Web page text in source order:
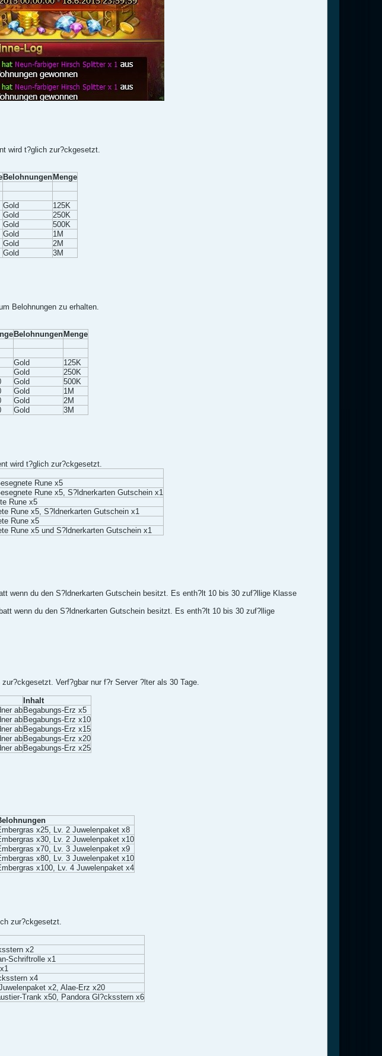
wird t?glich zur?ckgesetzt.
Belohnungen Menge
Gold
125K
Gold
250K
Gold
500K
Gold
1M
Gold
2M
Gold 3M
Belohnungen zu erhalten.
Belohnungen Menge
Gold
125K
Gold
250K
Gold
500K
Gold
1M
Gold
2M
Gold 3M
wird t?glich zur?ckgesetzt.
Rune x5
Rune x5, S?ldnerkarten Gutschein x1
Rune x5
Rune x5, S?ldnerkarten Gutschein x1
Rune x5
Rune x5 und S?ldnerkarten Gutschein x1
wenn du den S?ldnerkarten Gutschein besitzt. Es enth?lt 10 bis 30 zuf?llige Klasse
wenn du den S?ldnerkarten Gutschein besitzt. Es enth?lt 10 bis 30 zuf?llige
Verf?gbar nur f?r Server ?lter als 30 Tage.
Inhalt
abBegabungs-Erz x5
abBegabungs-Erz x10
abBegabungs-Erz x15
abBegabungs-Erz x20
abBegabungs-Erz x25
x25, Lv. 2 Juwelenpaket x8
x30, Lv. 2 Juwelenpaket x10
x70, Lv. 3 Juwelenpaket x9
x80, Lv. 3 Juwelenpaket x10
x100, Lv. 4 Juwelenpaket x4
zur?ckgesetzt.
x2
Schriftrolle x1
x4
x2, Alae-Erz x20
Trank x50, Pandora Gl?cksstern x6